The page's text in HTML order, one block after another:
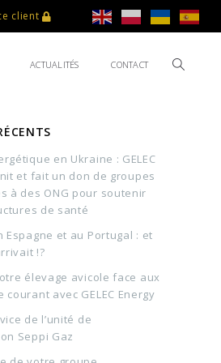
client
ACTUALITÉS CONTACT
en Ukraine : GELEC
et fait un don de groupes
à des ONG pour soutenir
de santé
Espagne et au Portugal : et
!?
élevage avicole face aux
courant avec GELEC Energy
de l’unité de
Seppi Gaz